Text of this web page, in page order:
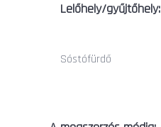
Lelőhely/gyűjtőhely:
Sóstófürdő